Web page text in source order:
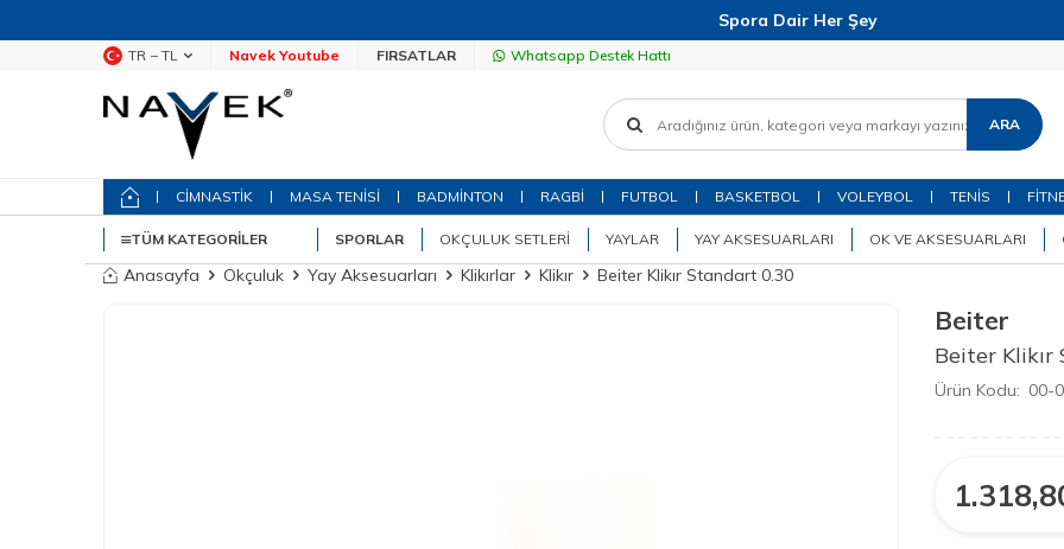
Spora Dair Her Şey
TR − TL Navek Youtube FIRSATLAR Whatsapp Destek Hattı
ARA
CİMNASTİK MASA TENİSİ BADMİNTON RAGBİ FUTBOL BASKETBOL VOLEYBOL TENİS
TÜM KATEGORILER SPORLAR OKÇULUK SETLERI YAYLAR YAY AKSESUARLARI OK VE AKSESUARLARI
Anasayfa Okçuluk Yay Aksesuarları Klikırlar Klikır Beiter Klikır Standart 0.30
Beiter
Beiter
Ürün Kodu: 00-